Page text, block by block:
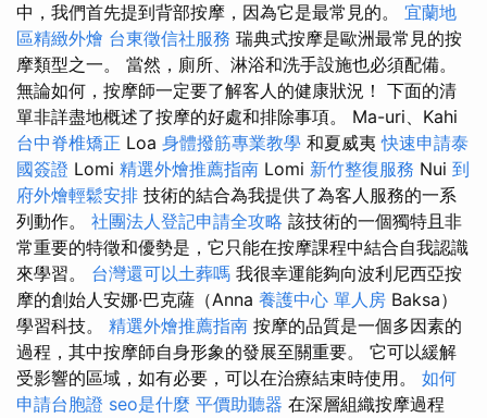
中，我們首先提到背部按摩，因為它是最常見的。 宜蘭地
區精緻外燴 台東徵信社服務 瑞典式按摩是歐洲最常見的按
摩類型之一。 當然，廁所、淋浴和洗手設施也必須配備。
無論如何，按摩師一定要了解客人的健康狀況！ 下面的清
單非詳盡地概述了按摩的好處和排除事項。 Ma-uri、Kahi
台中脊椎矯正 Loa 身體撥筋專業教學 和夏威夷快速申請泰
國簽證 Lomi 精選外燴推薦指南 Lomi 新竹整復服務 Nui 到
府外燴輕鬆安排 技術的結合為我提供了為客人服務的一系
列動作。 社團法人登記申請全攻略 該技術的一個獨特且非
常重要的特徵和優勢是，它只能在按摩課程中結合自我認識
來學習。 台灣還可以土葬嗎 我很幸運能夠向波利尼西亞按
摩的創始人安娜·巴克薩（Anna 養護中心 單人房 Baksa）
學習科技。 精選外燴推薦指南 按摩的品質是一個多因素的
過程，其中按摩師自身形象的發展至關重要。 它可以緩解
受影響的區域，如有必要，可以在治療結束時使用。 如何
申請台胞證 seo是什麼 平價助聽器 在深層組織按摩過程